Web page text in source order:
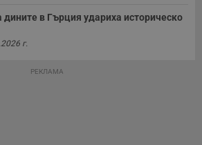
дините в Гърция удариха историческо
г.
РЕКЛАМА